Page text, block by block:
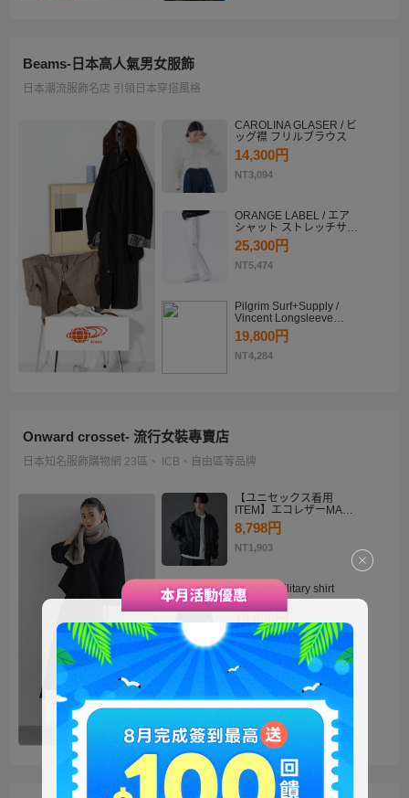
Beams-日本高人氣男女服飾
日本潮流服飾名店 引領日本穿搭風格
CAROLINA GLASER / ビ
ッグ襟 フリルブラウス
14,300円
NT3,094
ORANGE LABEL / エア
シャット ストレッチサイ
ドラインパンツ
25,300円
NT5,474
Pilgrim Surf+Supply /
Vincent Longsleeve
Shirt
19,800円
NT4,284
Onward crosset- 流行女裝專賣店
日本知名服飾購物網 23區、 ICB、自由區等品牌
【ユニセックス着用
ITEM】エコレザーMA－
1
8,798円
NT1,903
・2way military shirt
dress
NT2,378
【洗える】褒めらレディ
テーラード ジャケット
14,900円
NT3,224